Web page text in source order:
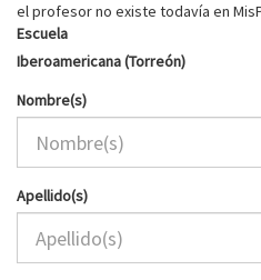
el profesor no existe todavía en
Escuela
Iberoamericana (Torreón)
Nombre(s)
Apellido(s)